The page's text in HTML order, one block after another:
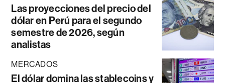
Las proyecciones del precio del
dólar en Perú para el segundo
semestre de 2026, según
analistas
MERCADOS
El dólar domina las stablecoins y